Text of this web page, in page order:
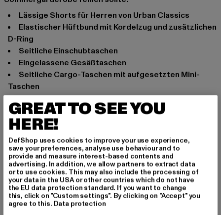
Lässige Shorts für Herren von Urban Classics
Elastischer Hüftbund mit Kordelzug und zusätzlichen
D-Ring
Seitliche Einschubtaschen
Eingelassene Gesäßtaschen
Seitliche Cargo-Taschen mit aufgesetzten Mini-
Taschen
Materialmix sorgt für ein hervorragendes
Tragegefühl
Lockere Passform
Anlass: Street, Alltag, Freizeit, Casual
Marke: Urban Classics
Kat.: Shorts
Farbe: beige
Hersteller Farbe: unionbeige
Materialzusammensetzung: 100% Baumwolle
Art.Nr: TB4939-03738
GREAT TO SEE YOU
HERE!
DefShop uses cookies to improve your use experience,
save your preferences, analyse use behaviour and to
provide and measure interest-based contents and
advertising. In addition, we allow partners to extract data
or to use cookies. This may also include the processing of
your data in the USA or other countries which do not have
the EU data protection standard. If you want to change
this, click on "Custom settings". By clicking on "Accept" you
agree to this. Data protection